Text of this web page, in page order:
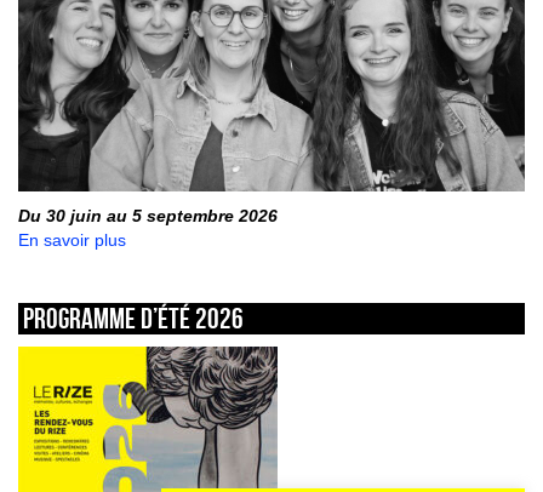
Du 30 juin au 5 septembre 2026
En savoir plus
Programme d’été 2026